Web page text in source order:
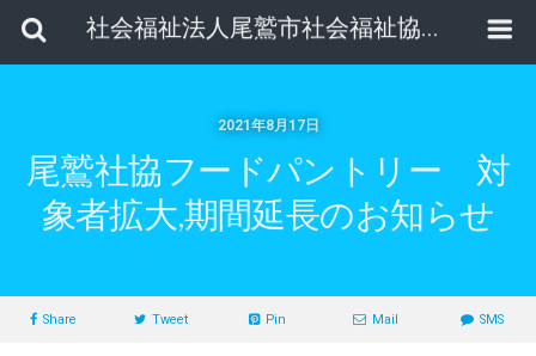
社会福祉法人尾鷲市社会福祉協議会
2021年8月17日
尾鷲社協フードパントリー 対
象者拡大,期間延長のお知らせ
Share Tweet Pin Mail SMS